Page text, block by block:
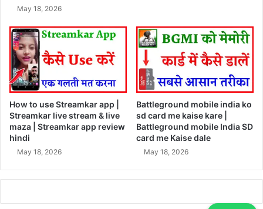
May 18, 2026
How to use Streamkar app |
Streamkar live stream & live
maza | Streamkar app review
hindi
May 18, 2026
Battleground mobile india ko
sd card me kaise kare |
Battleground mobile India SD
card me Kaise dale
May 18, 2026